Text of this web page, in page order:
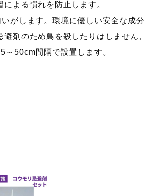
よる慣れを防止します。
がします。環境に優しい安全な成分
剤のため鳥を殺したりはしません。
～50cm間隔で設置します。